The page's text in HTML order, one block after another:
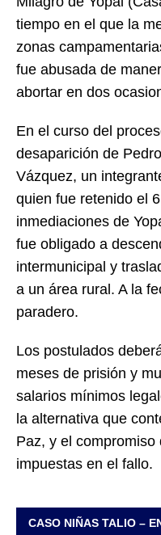
tiempo en el que la
zonas
fue abusada de
abortar en dos
En el curso del
desaparición de
Vázquez, un
quien fue retenido el
inmediaciones de
fue obligado a
intermunicipal y
a un área rural. A la
paradero.
Los postulados
meses de prisión y
salarios mínimos
la alternativa que
Paz, y el
impuestas en el fallo.
CASO NIÑAS TALIO –